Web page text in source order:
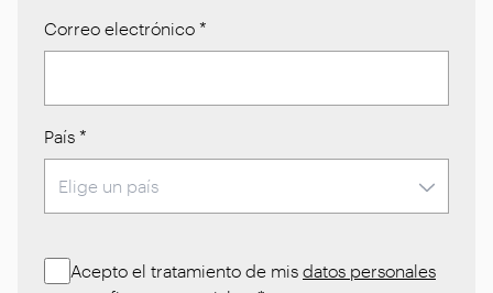
Correo electrónico *
País *
Acepto el tratamiento de mis datos personales